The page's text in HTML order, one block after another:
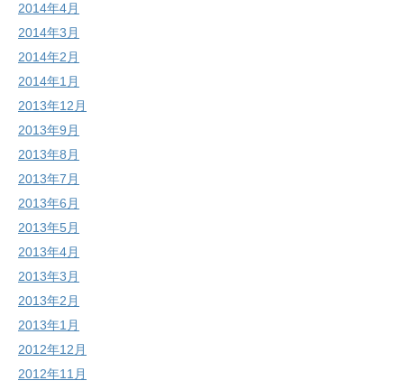
2014年4月
2014年3月
2014年2月
2014年1月
2013年12月
2013年9月
2013年8月
2013年7月
2013年6月
2013年5月
2013年4月
2013年3月
2013年2月
2013年1月
2012年12月
2012年11月